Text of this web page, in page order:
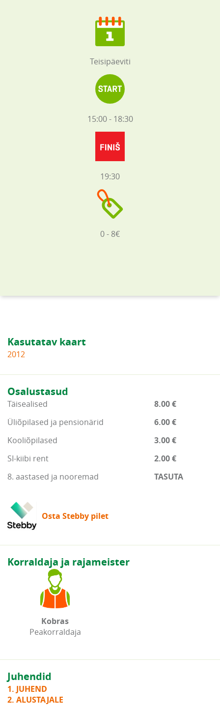
Teisipäeviti
15:00 - 18:30
19:30
0 - 8€
Kasutatav kaart
2012
Osalustasud
Täisealised
8.00 €
Üliõpilased ja pensionärid
6.00 €
Kooliõpilased
3.00 €
SI-kiibi rent
2.00 €
8. aastased ja nooremad
TASUTA
Osta Stebby pilet
Korraldaja ja rajameister
Kobras
Peakorraldaja
Juhendid
1. JUHEND
2. ALUSTAJALE